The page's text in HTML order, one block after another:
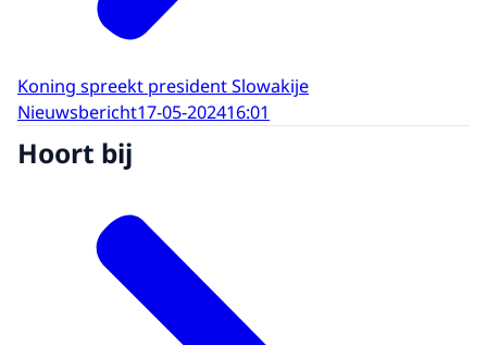
Koning spreekt president Slowakije
Nieuwsbericht17-05-202416:01
Hoort bij